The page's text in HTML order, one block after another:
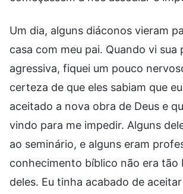
Um dia, alguns diáconos vieram
casa com meu pai. Quando vi sua
agressiva, fiquei um pouco
certeza de que eles sabiam que
aceitado a nova obra de Deus e
vindo para me impedir. Alguns
ao seminário, e alguns eram
conhecimento bíblico não era tão
deles. Eu tinha acabado de